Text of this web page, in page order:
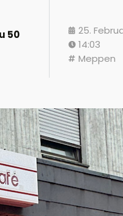
50
25.
14:03
Meppen